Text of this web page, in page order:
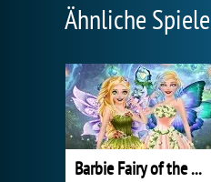
Ähnliche Spiele
Barbie Fairy of the Woods